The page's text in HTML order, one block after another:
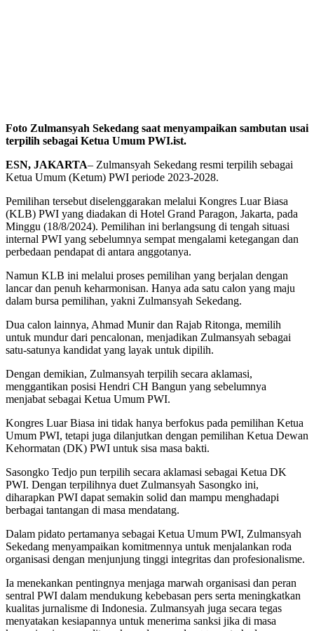
Foto Zulmansyah Sekedang saat menyampaikan sambutan usai
terpilih sebagai Ketua Umum PWI.ist.
ESN, JAKARTA– Zulmansyah Sekedang resmi terpilih sebagai
Ketua Umum (Ketum) PWI periode 2023-2028.
Pemilihan tersebut diselenggarakan melalui Kongres Luar Biasa
(KLB) PWI yang diadakan di Hotel Grand Paragon, Jakarta, pada
Minggu (18/8/2024). Pemilihan ini berlangsung di tengah situasi
internal PWI yang sebelumnya sempat mengalami ketegangan dan
perbedaan pendapat di antara anggotanya.
Namun KLB ini melalui proses pemilihan yang berjalan dengan
lancar dan penuh keharmonisan. Hanya ada satu calon yang maju
dalam bursa pemilihan, yakni Zulmansyah Sekedang.
Dua calon lainnya, Ahmad Munir dan Rajab Ritonga, memilih
untuk mundur dari pencalonan, menjadikan Zulmansyah sebagai
satu-satunya kandidat yang layak untuk dipilih.
Dengan demikian, Zulmansyah terpilih secara aklamasi,
menggantikan posisi Hendri CH Bangun yang sebelumnya
menjabat sebagai Ketua Umum PWI.
Kongres Luar Biasa ini tidak hanya berfokus pada pemilihan Ketua
Umum PWI, tetapi juga dilanjutkan dengan pemilihan Ketua Dewan
Kehormatan (DK) PWI untuk sisa masa bakti.
Sasongko Tedjo pun terpilih secara aklamasi sebagai Ketua DK
PWI. Dengan terpilihnya duet Zulmansyah Sasongko ini,
diharapkan PWI dapat semakin solid dan mampu menghadapi
berbagai tantangan di masa mendatang.
Dalam pidato pertamanya sebagai Ketua Umum PWI, Zulmansyah
Sekedang menyampaikan komitmennya untuk menjalankan roda
organisasi dengan menjunjung tinggi integritas dan profesionalisme.
Ia menekankan pentingnya menjaga marwah organisasi dan peran
sentral PWI dalam mendukung kebebasan pers serta meningkatkan
kualitas jurnalisme di Indonesia. Zulmansyah juga secara tegas
menyatakan kesiapannya untuk menerima sanksi jika di masa